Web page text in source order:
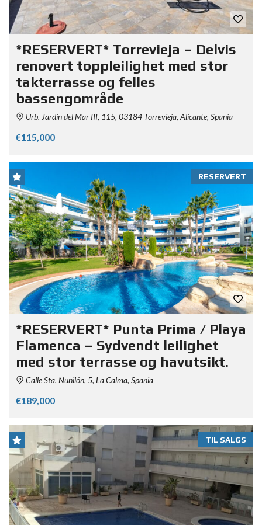
*RESERVERT* Torrevieja – Delvis
renovert toppleilighet med stor
takterrasse og felles
bassengområde
Urb. Jardin del Mar III, 115, 03184 Torrevieja, Alicante, Spania
€115,000
RESERVERT
*RESERVERT* Punta Prima / Playa
Flamenca – Sydvendt leilighet
med stor terrasse og havutsikt.
Calle Sta. Nunilón, 5, La Calma, Spania
€189,000
TIL SALGS